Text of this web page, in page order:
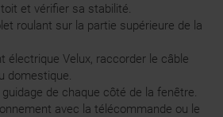
et vérifier sa stabilité.
roulant sur la partie supérieure de la
électrique Velux, raccorder le câble
domestique.
de chaque côté de la fenêtre.
avec la télécommande ou le